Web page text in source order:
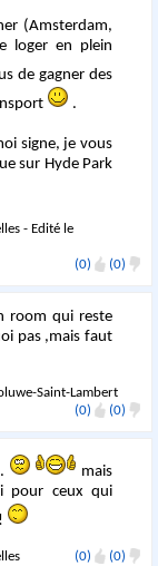
(Amsterdam,
loger en plein
de gagner des
.
signe, je vous
sur Hyde Park
- Edité le
(0)
(0)
room qui reste
pas ,mais faut
Saint-Lambert
(0)
(0)
mais
pour ceux qui
(0) (0)